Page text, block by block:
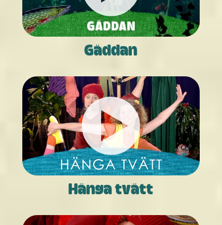
Gäddan
Hänga tvätt